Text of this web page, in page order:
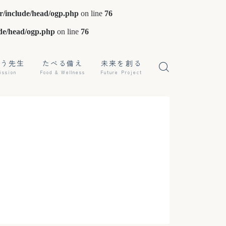
include/head/ogp.php on line 76
head/ogp.php on line 76
先生 たべる備え
Food & Wellness
未来を創る
Future Project